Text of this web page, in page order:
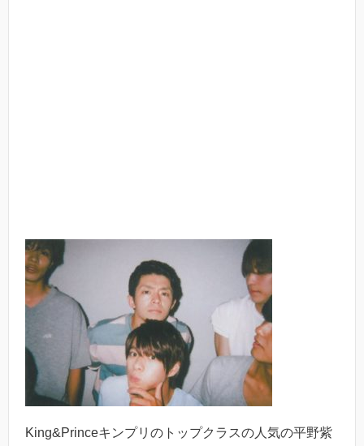
King&Princeキンプリのトップクラスの人気の平野紫